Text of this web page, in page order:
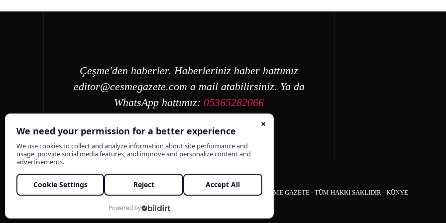
Çeşme'den haberler. Haberleriniz haber hattımız
editor@cesmegazete.com a mail atabilirsiniz. Ya da
WhatsApp hattımız:05365282066
ÇEŞME GAZETE - TÜM HAKKI SAKLIDIR - KÜNYE